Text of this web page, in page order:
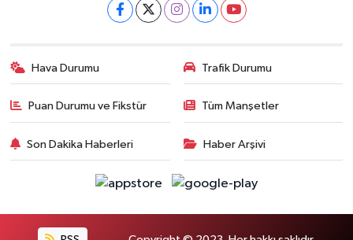
Hava Durumu Trafik Durumu
Puan Durumu ve Fikstür Tüm Manşetler
Son Dakika Haberleri Haber Arşivi